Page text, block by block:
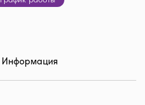
Информация